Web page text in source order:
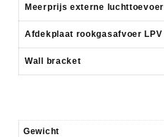
Meerprijs externe luchttoevoer
Afdekplaat rookgasafvoer LPV
Wall bracket
Gewicht